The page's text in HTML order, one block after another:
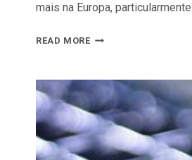
mais na Europa,
READ MORESAIBA
SÃO
AS
EMPRESAS
BRASILEIRAS